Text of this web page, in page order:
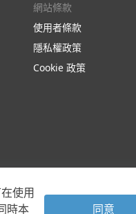
網站條款
使用者條款
隱私權政策
Cookie 政策
使用
時本
同意